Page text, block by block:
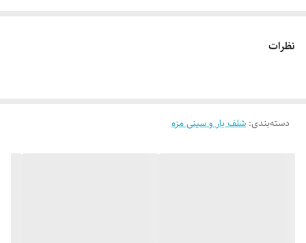
سفارش به‌منزله‌ی پذیرش این موارد و آگاهی از ویژگی‌های طبیعی چوب هست
نظرات
دسته‌بندی: شلف بار و سینی مزه